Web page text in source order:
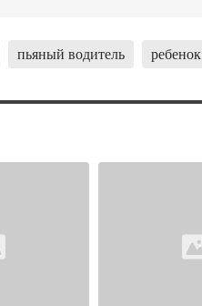
пьяный водитель ребенок